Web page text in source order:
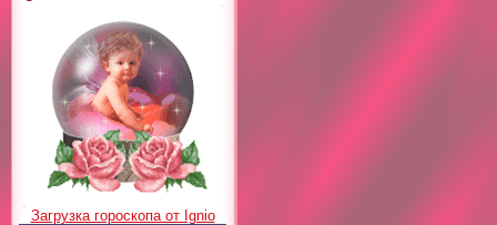
Загрузка гороскопа от Ignio